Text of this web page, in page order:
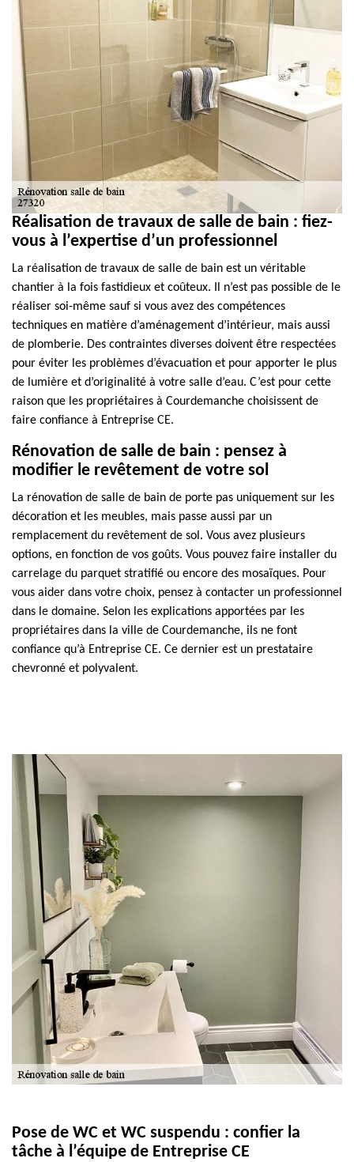
Réalisation de travaux de salle de bain : fiez-
vous à l’expertise d’un professionnel
La réalisation de travaux de salle de bain est un véritable
chantier à la fois fastidieux et coûteux. Il n’est pas possible de le
réaliser soi-même sauf si vous avez des compétences
techniques en matière d’aménagement d’intérieur, mais aussi
de plomberie. Des contraintes diverses doivent être respectées
pour éviter les problèmes d’évacuation et pour apporter le plus
de lumière et d’originalité à votre salle d’eau. C’est pour cette
raison que les propriétaires à Courdemanche choisissent de
faire confiance à Entreprise CE.
Rénovation de salle de bain : pensez à
modifier le revêtement de votre sol
La rénovation de salle de bain de porte pas uniquement sur les
décoration et les meubles, mais passe aussi par un
remplacement du revêtement de sol. Vous avez plusieurs
options, en fonction de vos goûts. Vous pouvez faire installer du
carrelage du parquet stratifié ou encore des mosaïques. Pour
vous aider dans votre choix, pensez à contacter un professionnel
dans le domaine. Selon les explications apportées par les
propriétaires dans la ville de Courdemanche, ils ne font
confiance qu’à Entreprise CE. Ce dernier est un prestataire
chevronné et polyvalent.
Pose de WC et WC suspendu : confier la
tâche à l’équipe de Entreprise CE